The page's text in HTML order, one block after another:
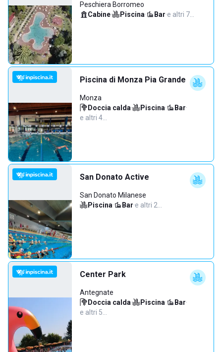
Peschiera Borromeo
Cabine· Piscina· Bar·e altri 7…
Piscina di Monza Pia Grande
Monza
Doccia calda· Piscina· Bar·
e altri 4…
San Donato Active
San Donato Milanese
Piscina· Bar·e altri 2…
Center Park
Antegnate
Doccia calda· Piscina· Bar·
e altri 5…